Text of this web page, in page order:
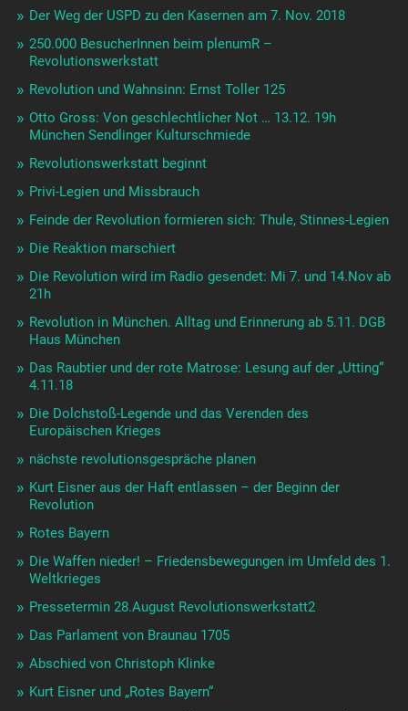
Der Weg der USPD zu den Kasernen am 7. Nov. 2018
250.000 BesucherInnen beim plenumR –
Revolutionswerkstatt
Revolution und Wahnsinn: Ernst Toller 125
Otto Gross: Von geschlechtlicher Not … 13.12. 19h
München Sendlinger Kulturschmiede
Revolutionswerkstatt beginnt
Privi-Legien und Missbrauch
Feinde der Revolution formieren sich: Thule, Stinnes-Legien
Die Reaktion marschiert
Die Revolution wird im Radio gesendet: Mi 7. und 14.Nov ab
21h
Revolution in München. Alltag und Erinnerung ab 5.11. DGB
Haus München
Das Raubtier und der rote Matrose: Lesung auf der „Utting“
4.11.18
Die Dolchstoß-Legende und das Verenden des
Europäischen Krieges
nächste revolutionsgespräche planen
Kurt Eisner aus der Haft entlassen – der Beginn der
Revolution
Rotes Bayern
Die Waffen nieder! – Friedensbewegungen im Umfeld des 1.
Weltkrieges
Pressetermin 28.August Revolutionswerkstatt2
Das Parlament von Braunau 1705
Abschied von Christoph Klinke
Kurt Eisner und „Rotes Bayern“